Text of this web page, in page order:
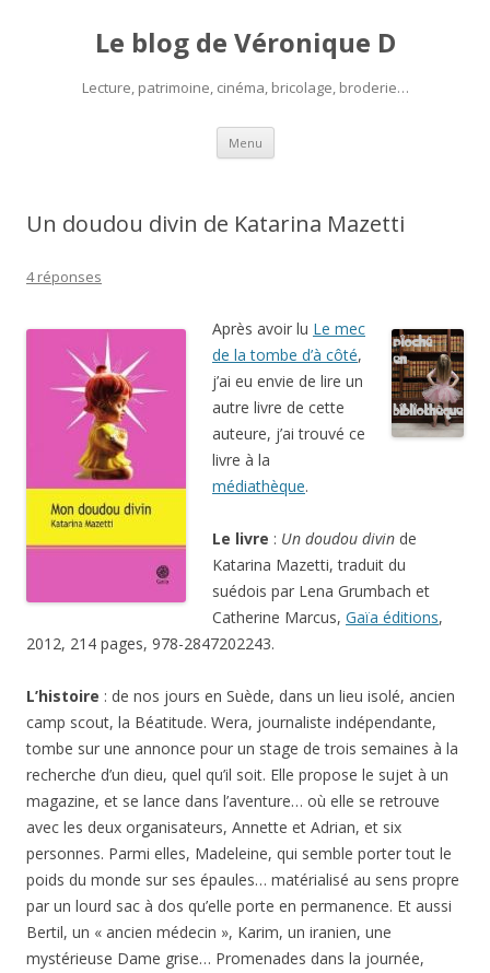
Le blog de Véronique D
Lecture, patrimoine, cinéma, bricolage, broderie…
Menu Aller
contenu
Un doudou divin de Katarina Mazetti
4 réponses
Après avoir lu Le mec
de la tombe d’à côté,
j’ai eu envie de lire un
autre livre de cette
auteure, j’ai trouvé ce
livre à la
médiathèque.
Le livre : Un doudou divin de
Katarina Mazetti, traduit du
suédois par Lena Grumbach et
Catherine Marcus, Gaïa éditions,
2012, 214 pages, 978-2847202243.
L’histoire : de nos jours en Suède, dans un lieu isolé, ancien
camp scout, la Béatitude. Wera, journaliste indépendante,
tombe sur une annonce pour un stage de trois semaines à la
recherche d’un dieu, quel qu’il soit. Elle propose le sujet à un
magazine, et se lance dans l’aventure… où elle se retrouve
avec les deux organisateurs, Annette et Adrian, et six
personnes. Parmi elles, Madeleine, qui semble porter tout le
poids du monde sur ses épaules… matérialisé au sens propre
par un lourd sac à dos qu’elle porte en permanence. Et aussi
Bertil, un « ancien médecin », Karim, un iranien, une
mystérieuse Dame grise… Promenades dans la journée,